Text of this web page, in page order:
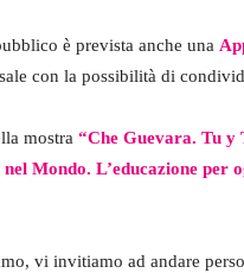
è prevista anche una
con la possibilità di
mostra “Che Guevara. Tu y
nel Mondo. L’educazione per
vi invitiamo ad andare